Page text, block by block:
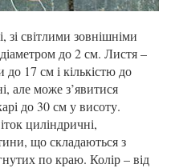
зі світлими зовнішніми
до 2 см. Листя –
17 см і кількістю до
але може з’явитися
до 30 см у висоту.
циліндричні,
що складаються з
по краю. Колір – від